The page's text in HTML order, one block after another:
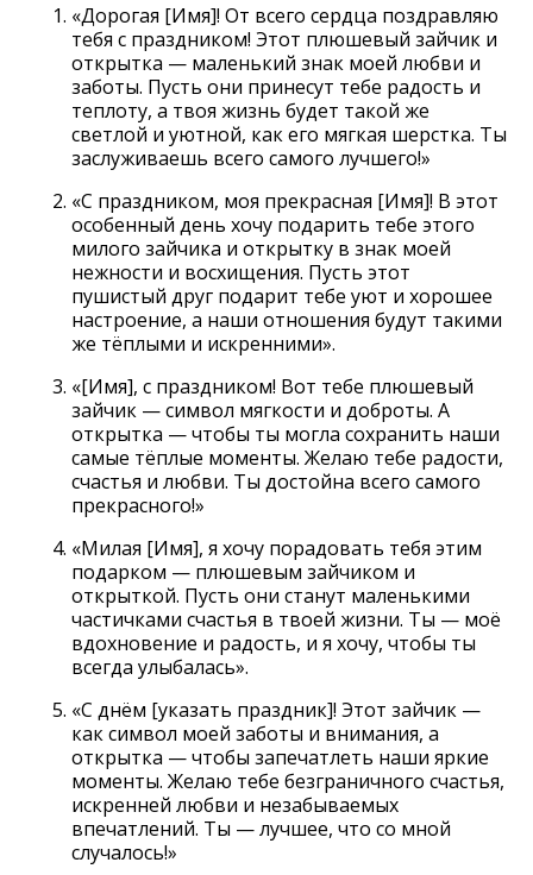
«Дорогая [Имя]! От всего сердца поздравляю
тебя с праздником! Этот плюшевый зайчик и
открытка — маленький знак моей любви и
заботы. Пусть они принесут тебе радость и
теплоту, а твоя жизнь будет такой же
светлой и уютной, как его мягкая шерстка. Ты
заслуживаешь всего самого лучшего!»
«С праздником, моя прекрасная [Имя]! В этот
особенный день хочу подарить тебе этого
милого зайчика и открытку в знак моей
нежности и восхищения. Пусть этот
пушистый друг подарит тебе уют и хорошее
настроение, а наши отношения будут такими
же тёплыми и искренними».
«[Имя], с праздником! Вот тебе плюшевый
зайчик — символ мягкости и доброты. А
открытка — чтобы ты могла сохранить наши
самые тёплые моменты. Желаю тебе радости,
счастья и любви. Ты достойна всего самого
прекрасного!»
«Милая [Имя], я хочу порадовать тебя этим
подарком — плюшевым зайчиком и
открыткой. Пусть они станут маленькими
частичками счастья в твоей жизни. Ты — моё
вдохновение и радость, и я хочу, чтобы ты
всегда улыбалась».
«С днём [указать праздник]! Этот зайчик —
как символ моей заботы и внимания, а
открытка — чтобы запечатлеть наши яркие
моменты. Желаю тебе безграничного счастья,
искренней любви и незабываемых
впечатлений. Ты — лучшее, что со мной
случалось!»